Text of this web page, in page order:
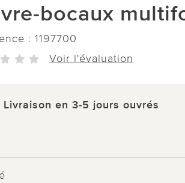
bocaux
: 1197700
Voir l'évaluation
Livraison en 3-5 jours ouvrés